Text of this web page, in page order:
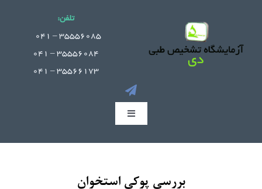
تلفن:
35556085 – 041
35556084 – 041
35566173 – 041
Toggle
صفحه اصلی
بررسی پوکی استخوان